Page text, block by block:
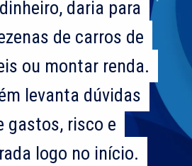
daria para
de carros de
ou montar renda.
levanta dúvidas
gastos, risco e
logo no início.
daria para
de carros de
ou montar renda.
levanta dúvidas
gastos, risco e
logo no início.